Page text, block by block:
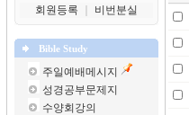
회원등록
비번분실
Bible Study
주일예배메시지
성경공부문제지
수양회강의